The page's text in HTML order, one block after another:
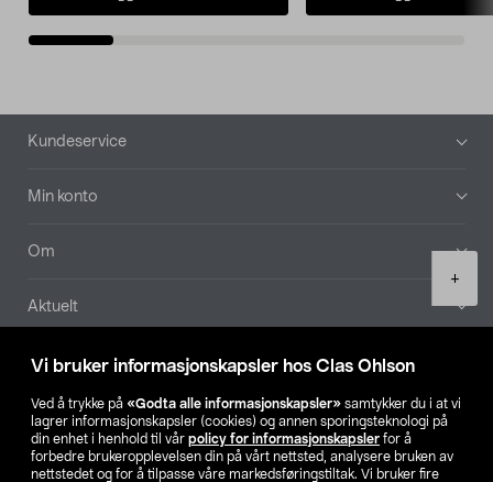
Vi bruker informasjonskapsler hos Clas Ohlson
Ved å trykke på «Godta alle informasjonskapsler» samtykker du i at vi
lagrer informasjonskapsler (cookies) og annen sporingsteknologi på
din enhet i henhold til vår policy for informasjonskapsler for å
forbedre brukeropplevelsen din på vårt nettsted, analysere bruken av
nettstedet og for å tilpasse våre markedsføringstiltak. Vi bruker fire
+
Bunntekst
Kundeservice
Min konto
Om
Aktuelt
Våre selskaper
Finn din butikk
SE NO FI